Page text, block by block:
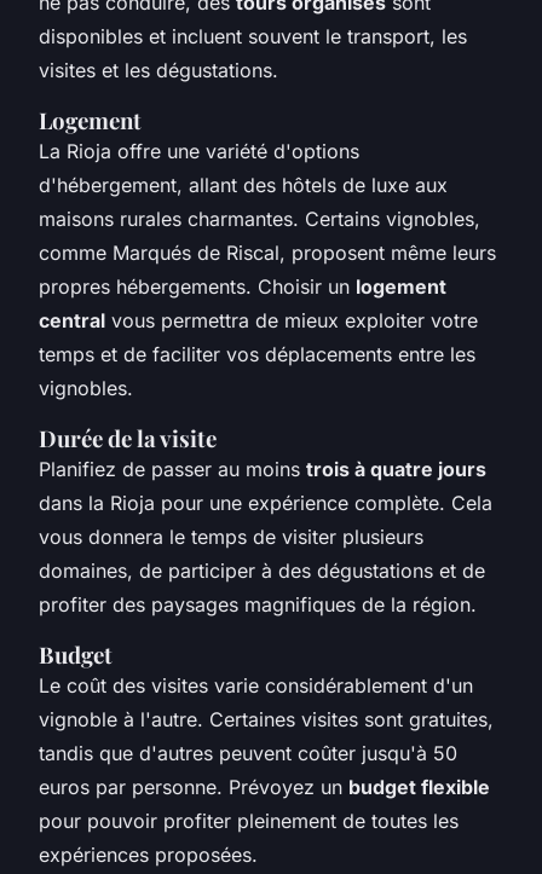
disponibles et incluent souvent le transport, les
visites et les dégustations.
Logement
La Rioja offre une variété d'options
d'hébergement, allant des hôtels de luxe aux
maisons rurales charmantes. Certains vignobles,
comme Marqués de Riscal, proposent même leurs
propres hébergements. Choisir un logement
central vous permettra de mieux exploiter votre
temps et de faciliter vos déplacements entre les
vignobles.
Durée de la visite
Planifiez de passer au moins trois à quatre jours
dans la Rioja pour une expérience complète. Cela
vous donnera le temps de visiter plusieurs
domaines, de participer à des dégustations et de
profiter des paysages magnifiques de la région.
Budget
Le coût des visites varie considérablement d'un
vignoble à l'autre. Certaines visites sont gratuites,
tandis que d'autres peuvent coûter jusqu'à 50
euros par personne. Prévoyez un budget flexible
pour pouvoir profiter pleinement de toutes les
expériences proposées.